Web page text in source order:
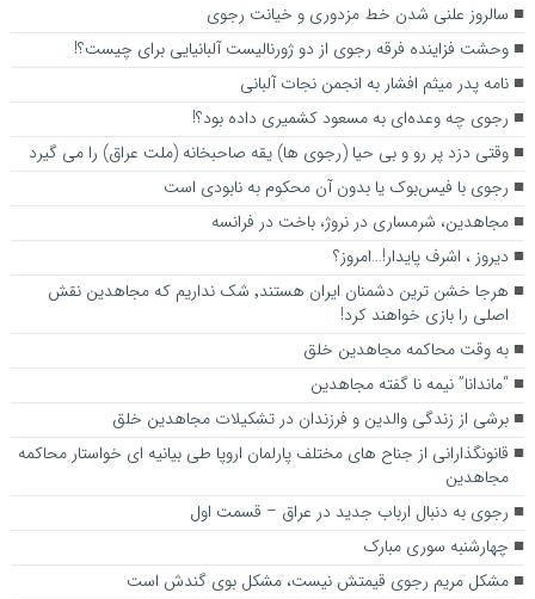
سالروز علنی شدن خط مزدوری و خیانت رجوی
وحشت فزاینده فرقه رجوی از دو ژورنالیست آلبانیایی برای چیست؟!
نامه پدر میثم افشار به انجمن نجات آلبانی
رجوی چه وعده‌ای به مسعود کشمیری داده بود؟!
وقتی دزد پر رو و بی حیا (رجوی ها) یقه صاحبخانه (ملت عراق) را می گیرد
رجوی با فیس‌بوک یا بدون آن محکوم به نابودی است
مجاهدین، شرم‎ساری در نروژ، باخت در فرانسه
ديروز ، اشرف پايدار!…امروز؟
هرجا خشن ترین دشمنان ایران هستند٬ شک نداریم که مجاهدین نقش
اصلی را بازی خواهند کرد!
به وقت محاکمه مجاهدین خلق
“ماندانا” نیمه نا گفته مجاهدین
برشی از زندگی والدین و فرزندان در تشکیلات مجاهدین خلق
قانونگذارانی از جناح های مختلف پارلمان اروپا طی بیانیه ای خواستار محاکمه
مجاهدین
رجوی به دنبال ارباب جدید در عراق – قسمت اول
چهارشنبه سوری مبارک
مشکل مریم رجوی قیمتش نیست، مشکل بوی گندش است